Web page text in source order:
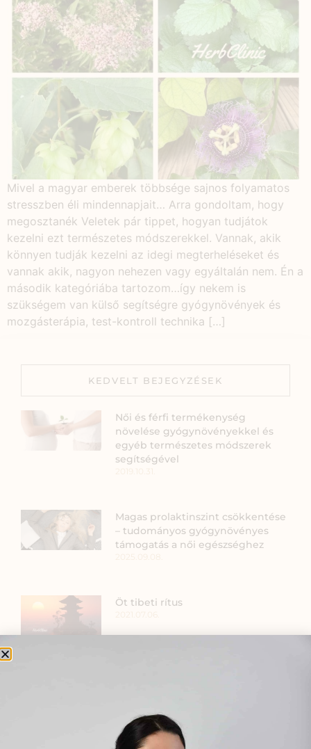
Mivel a magyar emberek többsége sajnos folyamatos
stresszben éli mindennapjait… Arra gondoltam, hogy
megosztanék Veletek pár tippet, hogyan tudjátok
kezelni ezt természetes módszerekkel. Vannak, akik
könnyen tudják kezelni az idegi megterheléseket és
vannak akik, nagyon nehezen vagy egyáltalán nem. Én a
második kategóriába tartozom…így nekem is
szükségem van külső segítségre gyógynövények és
mozgásterápia, test-kontroll technika […]
KEDVELT BEJEGYZÉSEK
Női és férfi termékenység
növelése gyógynövényekkel és
egyéb természetes módszerek
segítségével
Magas prolaktinszint csökkentése
– tudományos gyógynövényes
támogatás a női egészséghez
Öt tibeti rítus
2025.09.04.